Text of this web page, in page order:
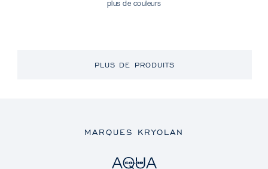
plus de couleurs
PLUS DE PRODUITS
MARQUES KRYOLAN